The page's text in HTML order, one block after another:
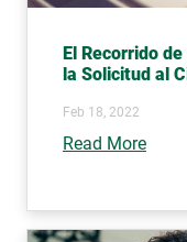
El Recorrido
la Solicitud al
Feb 18, 2022
Read More